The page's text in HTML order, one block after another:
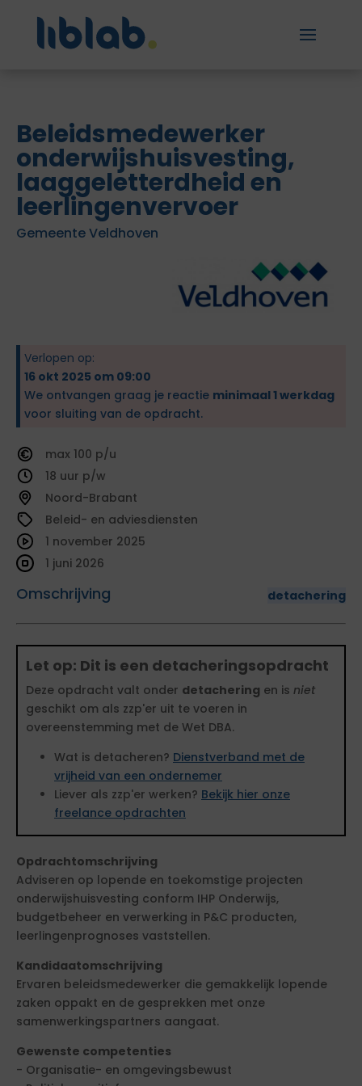
Beleidsmedewerker
onderwijshuisvesting,
laaggeletterdheid en
leerlingenvervoer
Gemeente Veldhoven
Verlopen op:
16 okt 2025 om 09:00
We ontvangen graag je reactie minimaal 1 werkdag
voor sluiting van de opdracht.
100
18
Noord-Brabant
Beleid- en adviesdiensten
Omschrijving detachering
1 november 2025
1 juni 2026
Let op: Dit is een detacheringsopdracht
Deze opdracht valt onder detachering en is niet
geschikt om als zzp'er uit te voeren in
overeenstemming met de Wet DBA.
Wat is detacheren? Dienstverband met de
vrijheid van een ondernemer
Liever als zzp'er werken? Bekijk hier onze
freelance opdrachten
Opdrachtomschrijving
Adviseren op lopende en toekomstige projecten
onderwijshuisvesting conform IHP Onderwijs,
budgetbeheer en verwerking in P&C producten,
leerlingenprognoses vaststellen.
Kandidaatomschrijving
Ervaren beleidsmedewerker die gemakkelijk lopende
zaken oppakt en de gesprekken met onze
samenwerkingspartners aangaat.
Gewenste competenties
- Organisatie- en omgevingsbewust